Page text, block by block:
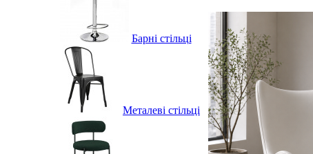
Барні стільці
Металеві стільці